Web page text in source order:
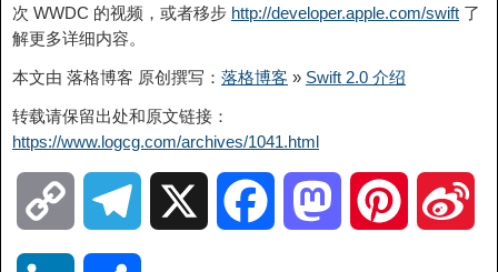
次 WWDC 的视频，或者移步 http://developer.apple.com/swift 了
解更多详细内容。
本文由 落格博客 原创撰写： 落格博客 » Swift 2.0 介绍
转载请保留出处和原文链接：
https://www.logcg.com/archives/1041.html
o